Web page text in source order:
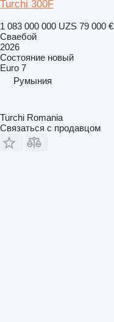
Turchi 300F
1 083 000 000 UZS 79 000 €
Сваебой
2026
Состояние новый
Euro 7
Румыния
Turchi Romania
Связаться с продавцом